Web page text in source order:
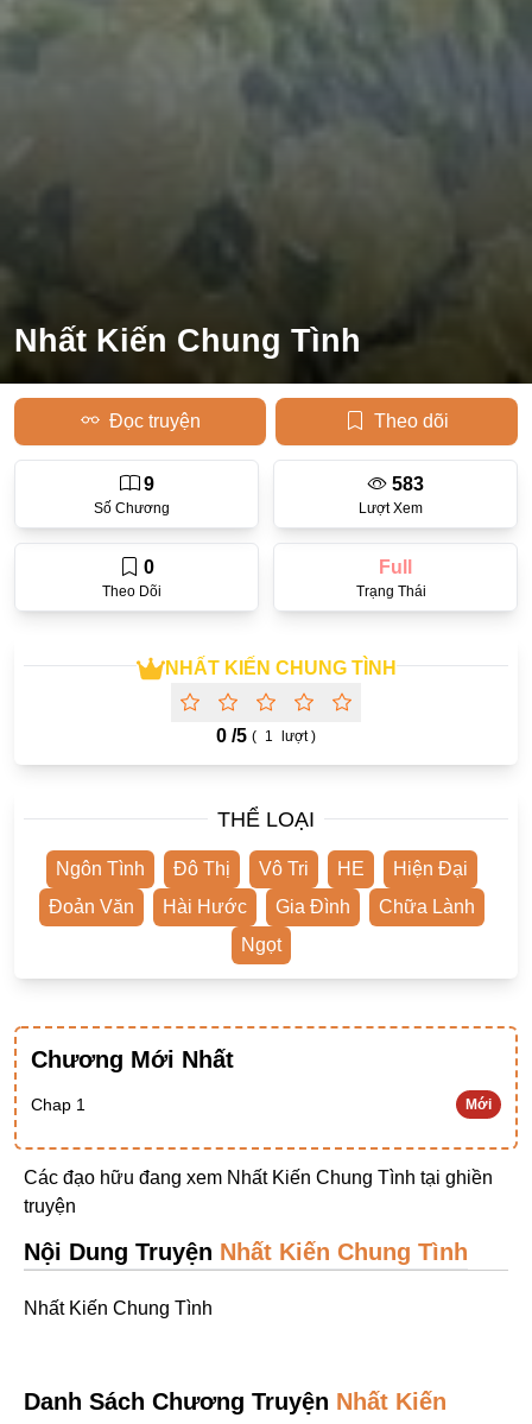
Học Đường
Điền Văn
Thanh Xuân Vườn Trường
Cưới Trước Yêu Sau
Không CP
Gương Vỡ Lại Lành
Ngược Nữ
Ngược Nam
Ngược Luyến Tàn Tâm
Thức Tỉnh Nhân Vật
Học Bá
OE
Nhất Kiến Chung Tình
NHẤT KIẾN CHUNG TÌNH
0 /5 ( 1 lượt )
Số Chương
9
Lượt Xem
583
Theo Dõi
0
Trạng Thái
Full
THỂ LOẠI
Ngôn Tình Đô Thị Vô Tri HE
Hiện Đại
Đoản Văn
Hài Hước Gia Đình
Chữa Lành
Ngọt
Đọc truyện Theo dõi
Chương Mới Nhất
Chap 1 Mới
Các đạo hữu đang xem Nhất Kiến Chung Tình tại ghiền
truyện
Nội Dung Truyện Nhất Kiến Chung Tình
Nhất Kiến Chung Tình
Danh Sách Chương Truyện Nhất Kiến